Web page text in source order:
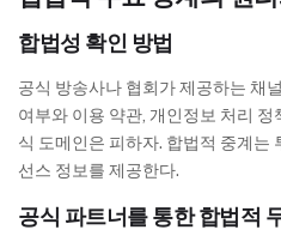
합법성 확인 방법
공식 방송사나 협회가 제공하는 채
여부와 이용 약관, 개인정보 처리
식 도메인은 피하자. 합법적 중계는
선스 정보를 제공한다.
공식 파트너를 통한 합법적